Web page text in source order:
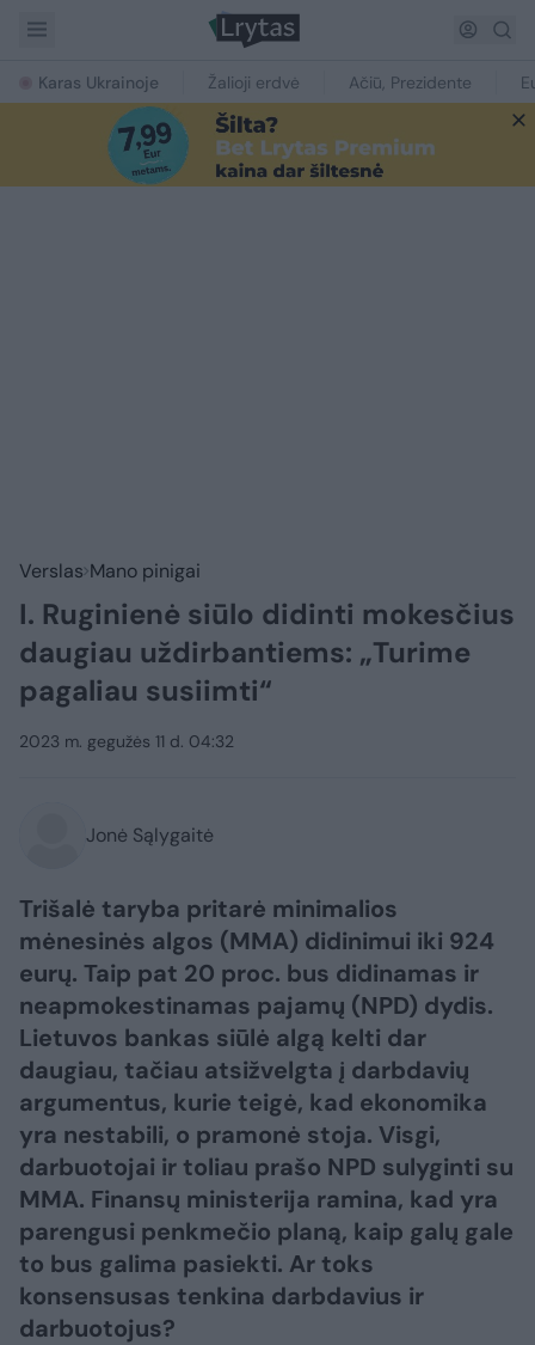
Karas Ukrainoje Žalioji erdvė Ačiū, Prezidente
Verslas Mano pinigai
I. Ruginienė siūlo didinti mokesčius
daugiau uždirbantiems: „Turime
pagaliau susiimti“
2023 m. gegužės 11 d. 04:32
Jonė Sąlygaitė
Trišalė taryba pritarė minimalios
mėnesinės algos (MMA) didinimui iki 924
eurų. Taip pat 20 proc. bus didinamas ir
neapmokestinamas pajamų (NPD) dydis.
Lietuvos bankas siūlė algą kelti dar
daugiau, tačiau atsižvelgta į darbdavių
argumentus, kurie teigė, kad ekonomika
yra nestabili, o pramonė stoja. Visgi,
darbuotojai ir toliau prašo NPD sulyginti su
MMA. Finansų ministerija ramina, kad yra
parengusi penkmečio planą, kaip galų gale
to bus galima pasiekti. Ar toks
konsensusas tenkina darbdavius ir
darbuotojus?